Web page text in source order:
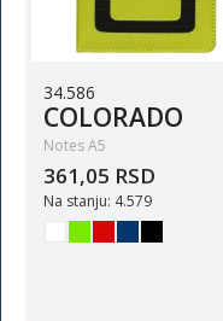
34.586
COLORADO
Notes A5
361,05 RSD
Na stanju: 4.579